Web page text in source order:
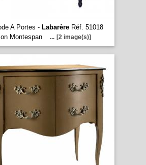
A Portes - LabarèreRéf. 51018
Montespan
... [2 image(s)]